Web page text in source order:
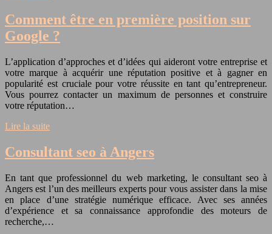
Comment être en première position sur
Google ?
L’application d’approches et d’idées qui aideront votre entreprise et
votre marque à acquérir une réputation positive et à gagner en
popularité est cruciale pour votre réussite en tant qu’entrepreneur.
Vous pourrez contacter un maximum de personnes et construire
votre réputation…
Lire la suite
Consultant seo à Angers
En tant que professionnel du web marketing, le consultant seo à
Angers est l’un des meilleurs experts pour vous assister dans la mise
en place d’une stratégie numérique efficace. Avec ses années
d’expérience et sa connaissance approfondie des moteurs de
recherche,…